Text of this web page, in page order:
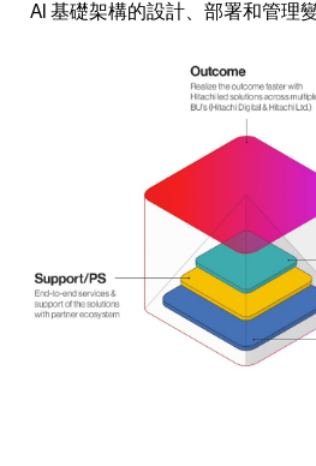
AI 基礎架構的設計、部署和管理